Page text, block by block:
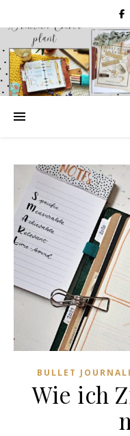
BULLET
Wie ich